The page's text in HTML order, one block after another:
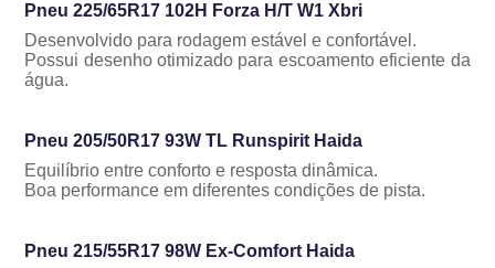
Pneu 225/65R17 102H Forza H/T W1 Xbri
Desenvolvido para rodagem estável e confortável.
Possui desenho otimizado para escoamento eficiente da
gua.
Pneu 205/50R17 93W TL Runspirit Haida
Equilíbrio entre conforto e resposta dinâmica.
Boa performance em diferentes condições de pista.
Pneu 215/55R17 98W Ex-Comfort Haida